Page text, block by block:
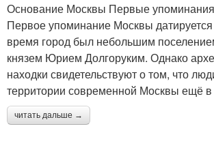
Основание Москвы Первые упоминания
Первое упоминание Москвы
время город был небольшим
князем Юрием Долгоруким. Однако
находки свидетельствуют о том, что
территории современной Москвы ещё в
читать дальше →